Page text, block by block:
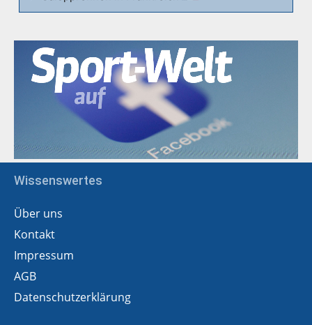
Wissenswertes
Über uns
Kontakt
Impressum
AGB
Datenschutzerklärung